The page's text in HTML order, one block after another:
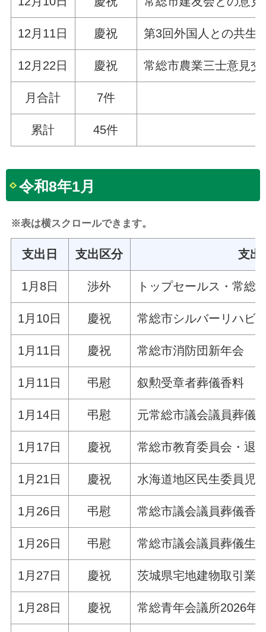
12月11日 慶祝 第3回外国人との共生
12月22日 慶祝 常総市農業三士意見交
月合計 7件
累計 45件
令和8年1月
※表は横スクロールできます。
支出日 支出区分 支出
1月8日 渉外 トップセールス・常総
1月10日 慶祝 常総市シルバーリハビ
1月11日 慶祝 常総市消防団新年会
1月11日 弔慰 叙勲受章者葬儀香料
1月14日 弔慰 元常総市議会議員葬儀
1月17日 慶祝 常総市教育委員会・退
1月21日 慶祝 水海道地区民生委員児
1月26日 弔慰 常総市議会議員葬儀香
1月26日 弔慰 常総市議会議員葬儀生
1月27日 慶祝 茨城県宅地建物取引業
1月28日 慶祝 常総青年会議所2026年